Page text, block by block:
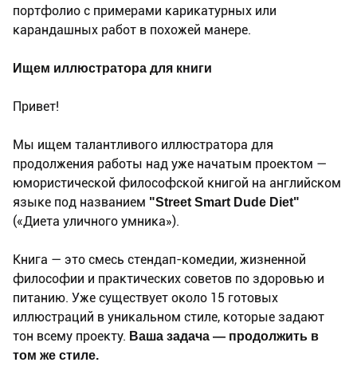
портфолио с примерами карикатурных или
карандашных работ в похожей манере.
Ищем иллюстратора для книги
Привет!
Мы ищем талантливого иллюстратора для
продолжения работы над уже начатым проектом —
юмористической философской книгой на английском
языке под названием "Street Smart Dude Diet"
(«Диета уличного умника»).
Книга — это смесь стендап-комедии, жизненной
философии и практических советов по здоровью и
питанию. Уже существует около 15 готовых
иллюстраций в уникальном стиле, которые задают
тон всему проекту. Ваша задача — продолжить в
том же стиле.